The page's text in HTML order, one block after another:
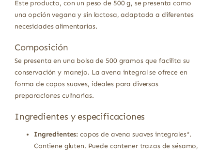
Este producto, con un peso de 500 g, se presenta como
una opción vegana y sin lactosa, adaptada a diferentes
necesidades alimentarias.
Composición
Se presenta en una bolsa de 500 gramos que facilita su
conservación y manejo. La avena integral se ofrece en
forma de copos suaves, ideales para diversas
preparaciones culinarias.
Ingredientes y especificaciones
Ingredientes: copos de avena suaves integrales*.
Contiene gluten. Puede contener trazas de sésamo,